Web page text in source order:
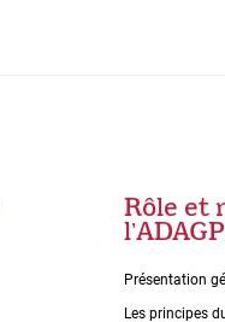
Rôle et
lʼADAGP
Présentation
Les principes